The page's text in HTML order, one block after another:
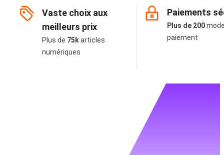
Vaste choix aux
meilleurs prix
Plus de 75karticles
numériques
Paiements
Plus de 200
paiement